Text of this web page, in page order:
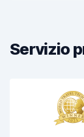
Condizioni
Servizio